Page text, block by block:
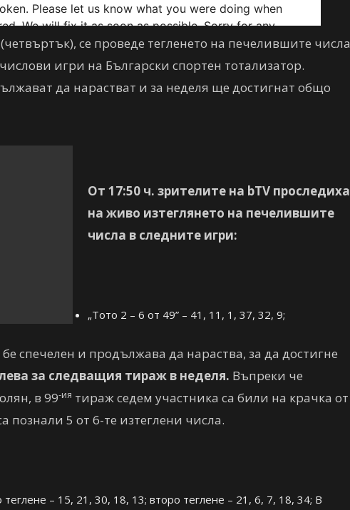
се проведе тегленето на печелившите числа
игри на Български спортен тотализатор.
да нарастват и за неделя ще достигнат общо
От 17:50 ч. зрителите на bTV проследиха
на живо изтеглянето на печелившите
числа в следните игри:
„Тото 2 – 6 от 49” – 41, 11, 1, 37, 32, 9;
спечелен и продължава да нараства, за да достигне
за следващия тираж в неделя. Въпреки че
в 99-ия тираж седем участника са били на крачка от
познали 5 от 6-те изтеглени числа.
теглене – 15, 21, 30, 18, 13; второ теглене – 21, 6, 7, 18, 34; В